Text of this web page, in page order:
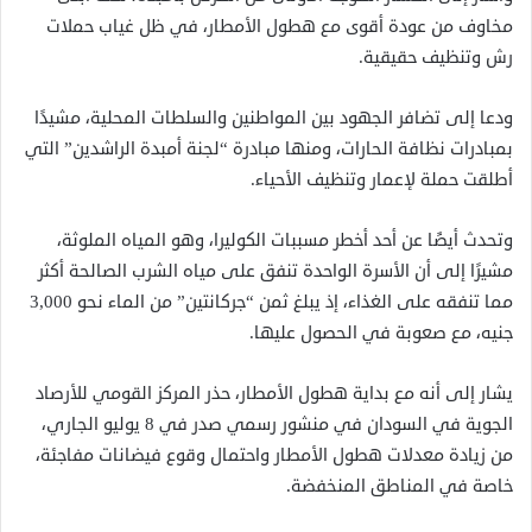
مخاوف من عودة أقوى مع هطول الأمطار، في ظل غياب حملات
رش وتنظيف حقيقية.
ودعا إلى تضافر الجهود بين المواطنين والسلطات المحلية، مشيدًا
بمبادرات نظافة الحارات، ومنها مبادرة “لجنة أمبدة الراشدين” التي
أطلقت حملة لإعمار وتنظيف الأحياء.
وتحدث أيضًا عن أحد أخطر مسببات الكوليرا، وهو المياه الملوثة،
مشيرًا إلى أن الأسرة الواحدة تنفق على مياه الشرب الصالحة أكثر
مما تنفقه على الغذاء، إذ يبلغ ثمن “جركانتين” من الماء نحو 3,000
جنيه، مع صعوبة في الحصول عليها.
يشار إلى أنه مع بداية هطول الأمطار، حذر المركز القومي للأرصاد
الجوية في السودان في منشور رسمي صدر في 8 يوليو الجاري،
من زيادة معدلات هطول الأمطار واحتمال وقوع فيضانات مفاجئة،
خاصة في المناطق المنخفضة.